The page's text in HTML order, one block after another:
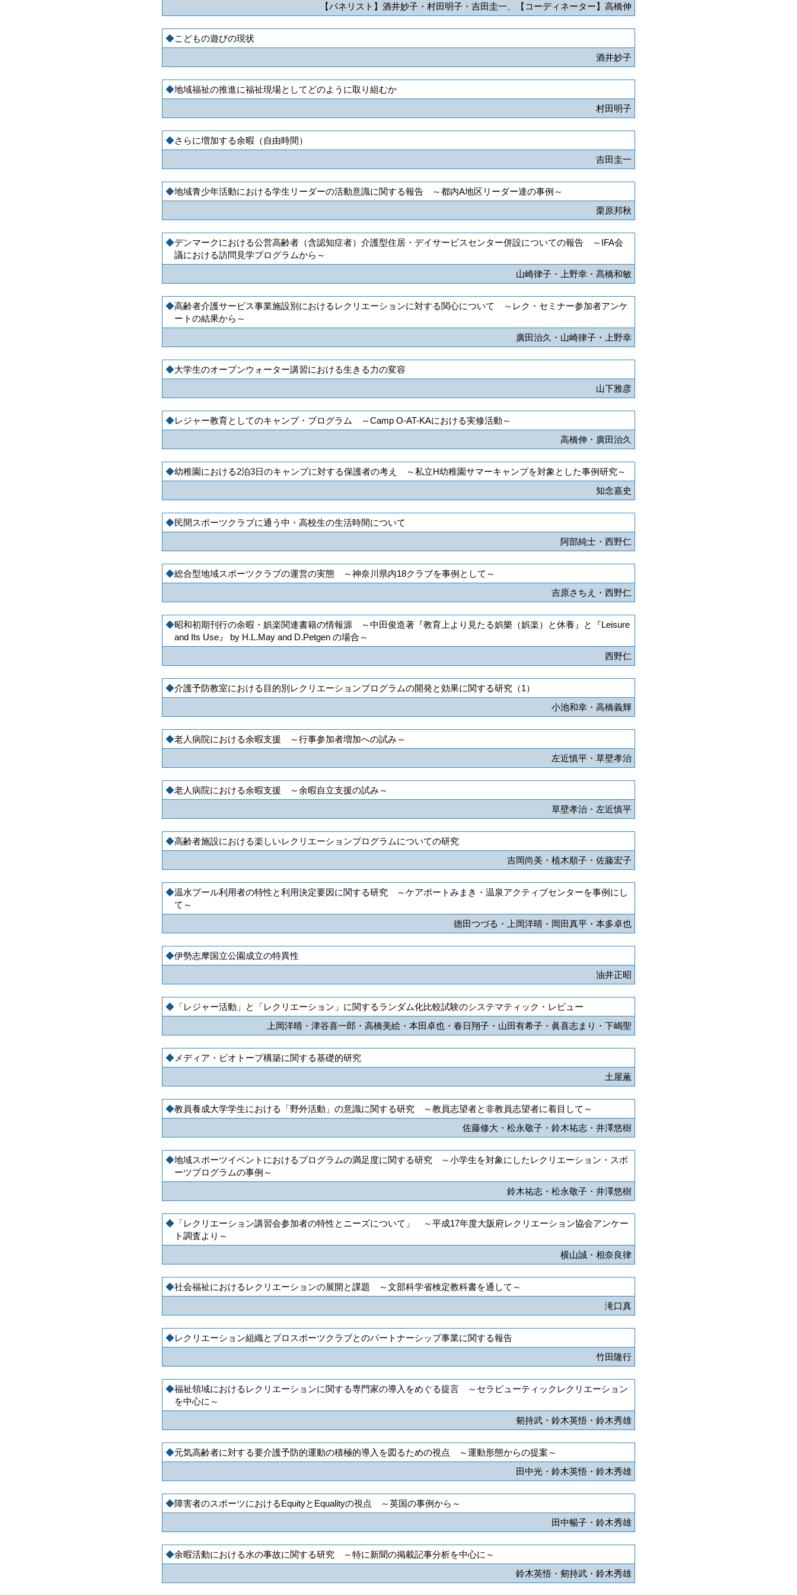
【パネリスト】酒井妙子・村田明子・吉田圭一、【コーディネーター】高橋伸
こどもの遊びの現状
酒井妙子
地域福祉の推進に福祉現場としてどのように取り組むか
村田明子
さらに増加する余暇（自由時間）
吉田圭一
地域青少年活動における学生リーダーの活動意識に関する報告 ～都内A地区リーダー達の事例～
栗原邦秋
デンマークにおける公営高齢者（含認知症者）介護型住居・デイサービスセンター併設についての報告 ～IFA会
議における訪問見学プログラムから～
山崎律子・上野幸・髙橋和敏
高齢者介護サービス事業施設別におけるレクリエーションに対する関心について ～レク・セミナー参加者アンケ
ートの結果から～
廣田治久・山崎律子・上野幸
大学生のオープンウォーター講習における生きる力の変容
山下雅彦
レジャー教育としてのキャンプ・プログラム ～Camp O-AT-KAにおける実修活動～
高橋伸・廣田治久
幼稚園における2泊3日のキャンプに対する保護者の考え ～私立H幼稚園サマーキャンプを対象とした事例研究～
知念嘉史
民間スポーツクラブに通う中・高校生の生活時間について
阿部純士・西野仁
総合型地域スポーツクラブの運営の実態 ～神奈川県内18クラブを事例として～
吉原さちえ・西野仁
昭和初期刊行の余暇・娯楽関連書籍の情報源 ～中田俊造著『教育上より見たる娯樂（娯楽）と休養』と『Leisure
and Its Use』 by H.L.May and D.Petgen の場合～
西野仁
介護予防教室における目的別レクリエーションプログラムの開発と効果に関する研究（1）
小池和幸・高橋義輝
老人病院における余暇支援 ～行事参加者増加への試み～
左近慎平・草壁孝治
老人病院における余暇支援 ～余暇自立支援の試み～
草壁孝治・左近慎平
高齢者施設における楽しいレクリエーションプログラムについての研究
吉岡尚美・植木順子・佐藤宏子
温水プール利用者の特性と利用決定要因に関する研究 ～ケアポートみまき・温泉アクティブセンターを事例にし
て～
徳田つづる・上岡洋晴・岡田真平・本多卓也
伊勢志摩国立公園成立の特異性
油井正昭
「レジャー活動」と「レクリエーション」に関するランダム化比較試験のシステマティック・レビュー
上岡洋晴・津谷喜一郎・高橋美絵・本田卓也・春日翔子・山田有希子・眞喜志まり・下嶋聖
メディア・ビオトープ構築に関する基礎的研究
土屋薫
教員養成大学学生における「野外活動」の意識に関する研究 ～教員志望者と非教員志望者に着目して～
佐藤修大・松永敬子・鈴木祐志・井澤悠樹
地域スポーツイベントにおけるプログラムの満足度に関する研究 ～小学生を対象にしたレクリエーション・スポ
ーツプログラムの事例～
鈴木祐志・松永敬子・井澤悠樹
「レクリエーション講習会参加者の特性とニーズについて」 ～平成17年度大阪府レクリエーション協会アンケー
ト調査より～
横山誠・相奈良律
社会福祉におけるレクリエーションの展開と課題 ～文部科学省検定教科書を通して～
滝口真
レクリエーション組織とプロスポーツクラブとのパートナーシップ事業に関する報告
竹田隆行
福祉領域におけるレクリエーションに関する専門家の導入をめぐる提言 ～セラピューティックレクリエーション
を中心に～
剱持武・鈴木英悟・鈴木秀雄
元気高齢者に対する要介護予防的運動の積極的導入を図るための視点 ～運動形態からの提案～
田中光・鈴木英悟・鈴木秀雄
障害者のスポーツにおけるEquityとEqualityの視点 ～英国の事例から～
田中暢子・鈴木秀雄
余暇活動における水の事故に関する研究 ～特に新聞の掲載記事分析を中心に～
鈴木英悟・剱持武・鈴木秀雄